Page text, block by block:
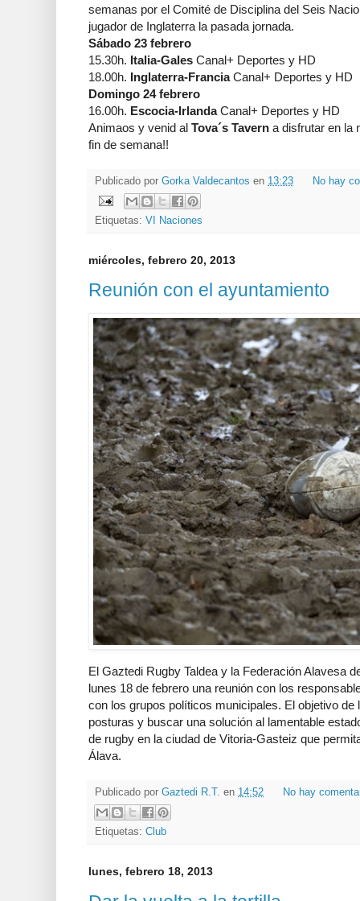
semanas por el Comité de Disciplina del Seis
jugador de Inglaterra la pasada jornada.
Sábado 23 febrero
15.30h. Italia-Gales Canal+ Deportes y HD
18.00h. Inglaterra-FranciaCanal+ Deportes y HD
Domingo 24 febrero
16.00h. Escocia-IrlandaCanal+ Deportes y HD
Animaos y venid al Tova´s Tavern a disfrutar en la
fin de semana!!
Publicado por Gorka Valdecantos en 13:23 No hay
Etiquetas: VI Naciones
miércoles, febrero 20, 2013
Reunión con el ayuntamiento
El Gaztedi Rugby Taldea y la Federación Alavesa
lunes 18 de febrero una reunión con los
con los grupos políticos municipales. El objetivo de
posturas y buscar una solución al lamentable
de rugby en la ciudad de Vitoria-Gasteiz que
Álava.
Publicado por Gaztedi R.T. en 14:52 No hay
Etiquetas: Club
lunes, febrero 18, 2013